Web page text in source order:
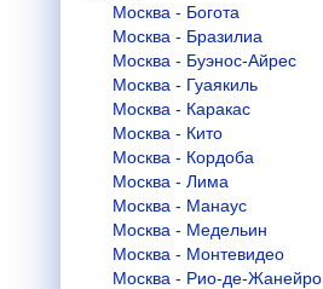
Москва - Богота
Москва - Бразилиа
Москва - Буэнос-Айрес
Москва - Гуаякиль
Москва - Каракас
Москва - Кито
Москва - Кордоба
Москва - Лима
Москва - Манаус
Москва - Медельин
Москва - Монтевидео
Москва - Рио-де-Жанейро